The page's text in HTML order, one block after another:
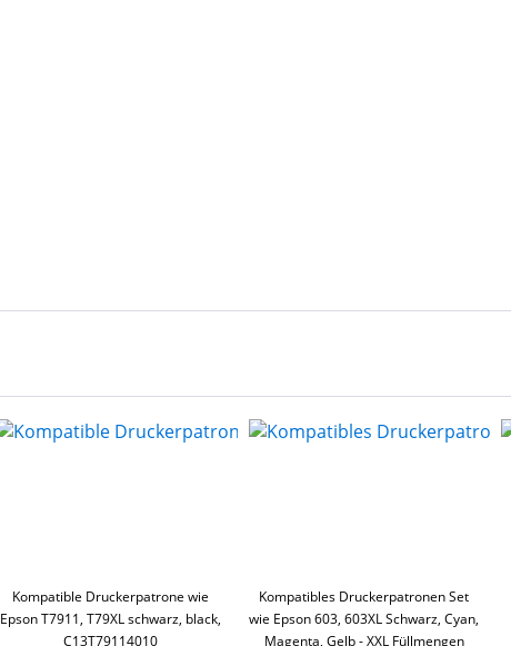
Kompatible Druckerpatrone wie
Epson T7911, T79XL schwarz, black,
C13T79114010
Kompatibles Druckerpatronen Set
wie Epson 603, 603XL Schwarz, Cyan,
Magenta, Gelb - XXL Füllmengen